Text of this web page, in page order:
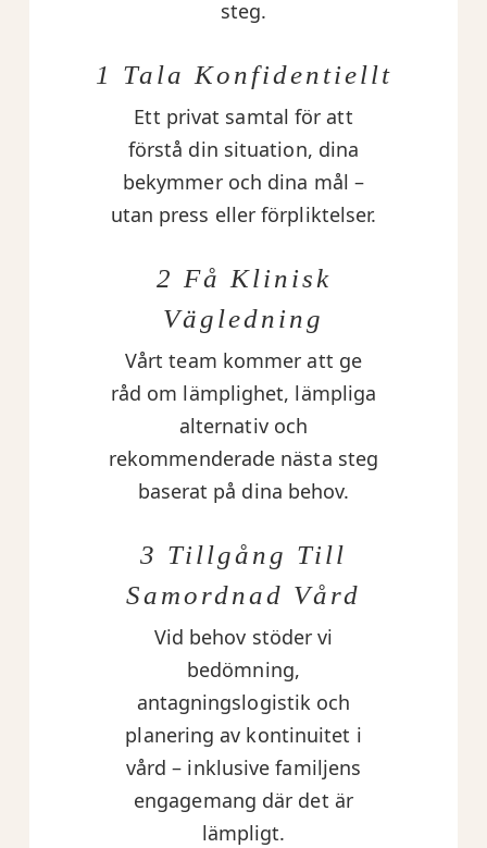
steg.
1 Tala Konfidentiellt
Ett privat samtal för att
förstå din situation, dina
bekymmer och dina mål –
utan press eller förpliktelser.
2 Få Klinisk
Vägledning
Vårt team kommer att ge
råd om lämplighet, lämpliga
alternativ och
rekommenderade nästa steg
baserat på dina behov.
3 Tillgång Till
Samordnad Vård
Vid behov stöder vi
bedömning,
antagningslogistik och
planering av kontinuitet i
vård – inklusive familjens
engagemang där det är
lämpligt.